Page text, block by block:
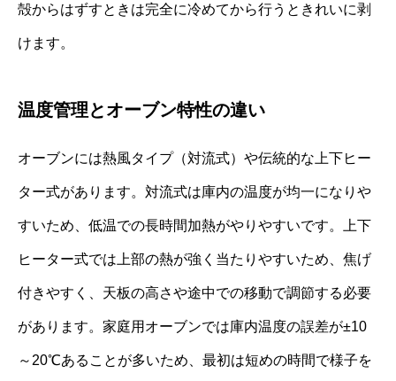
殻からはずすときは完全に冷めてから行うときれいに剥
けます。
温度管理とオーブン特性の違い
オーブンには熱風タイプ（対流式）や伝統的な上下ヒー
ター式があります。対流式は庫内の温度が均一になりや
すいため、低温での長時間加熱がやりやすいです。上下
ヒーター式では上部の熱が強く当たりやすいため、焦げ
付きやすく、天板の高さや途中での移動で調節する必要
があります。家庭用オーブンでは庫内温度の誤差が±10
～20℃あることが多いため、最初は短めの時間で様子を